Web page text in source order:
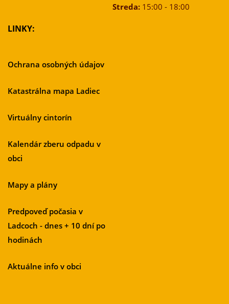
Streda:15:00 - 18:00
LINKY:
Ochrana osobných údajov
Katastrálna mapa Ladiec
Virtuálny cintorín
Kalendár zberu odpadu v
obci
Mapy a plány
Predpoveď počasia v
Ladcoch - dnes + 10 dní po
hodinách
Aktuálne info v obci